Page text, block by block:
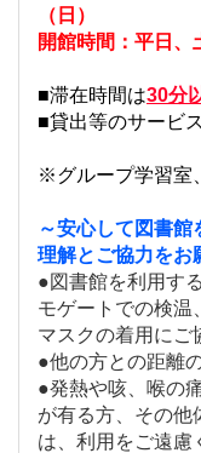
（日）
開館時間：平日、
■滞在時間は30分
■貸出等のサービ
※グループ学習室
～安心して図書
理解とご協力をお
●図書館を利用す
モゲートでの検温
マスクの着用にご
●他の方との距離
●発熱や咳、喉の
が有る方、その他
は、利用をご遠慮